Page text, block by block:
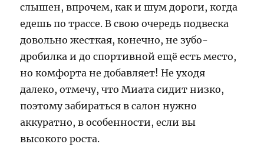
слышен, впрочем, как и шум дороги, когда
едешь по трассе. В свою очередь подвеска
довольно жесткая, конечно, не зубо-
дробилка и до спортивной ещё есть место,
но комфорта не добавляет! Не уходя
далеко, отмечу, что Миата сидит низко,
поэтому забираться в салон нужно
аккуратно, в особенности, если вы
высокого роста.